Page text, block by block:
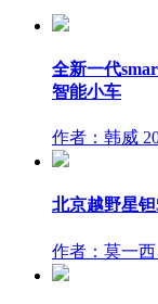
全新一代
智能小车
作者：韩威
北京越野星
作者：莫一西